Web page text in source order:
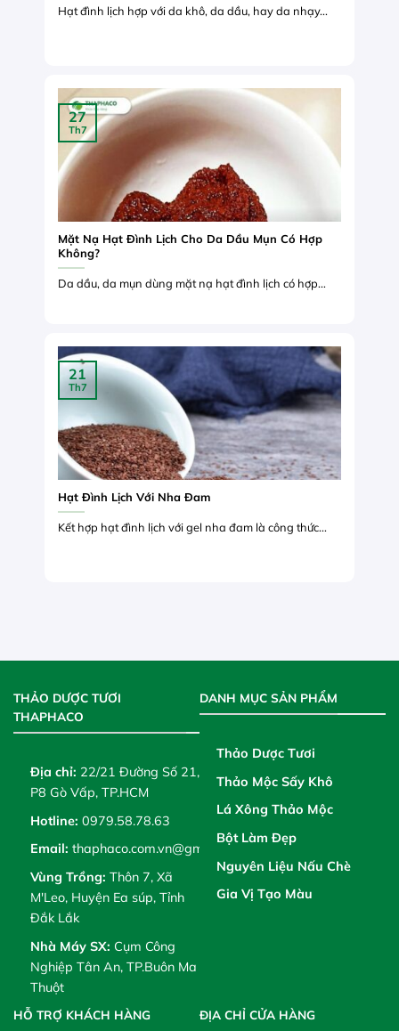
Hạt đình lịch hợp với da khô, da dầu, hay da nhạy...
Mặt Nạ Hạt Đình Lịch Cho Da Dầu Mụn Có Hợp
Không?
Da dầu, da mụn dùng mặt nạ hạt đình lịch có hợp...
27
Th7
Hạt Đình Lịch Với Nha Đam
Kết hợp hạt đình lịch với gel nha đam là công thức...
21
Th7
THẢO DƯỢC TƯƠI
THAPHACO
Địa chỉ: 22/21 Đường Số 21,
P8 Gò Vấp, TP.HCM
Hotline: 0979.58.78.63
Email: thaphaco.com.vn@gmail.com
Vùng Trồng: Thôn 7, Xã
M'Leo, Huyện Ea súp, Tỉnh
Đắk Lắk
Nhà Máy SX: Cụm Công
Nghiệp Tân An, TP.Buôn Ma
Thuột
DANH MỤC SẢN PHẨM
Thảo Dược Tươi
Thảo Mộc Sấy Khô
Lá Xông Thảo Mộc
Bột Làm Đẹp
Nguyên Liệu Nấu Chè
Gia Vị Tạo Màu
HỖ TRỢ KHÁCH HÀNG ĐỊA CHỈ CỬA HÀNG